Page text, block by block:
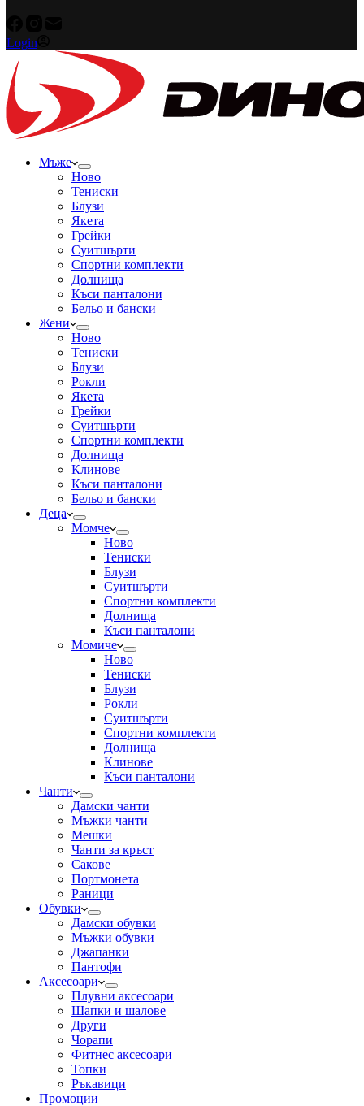
Login
Мъже
Ново
Тениски
Блузи
Якета
Грейки
Суитшърти
Спортни комплекти
Долнища
Къси панталони
Бельо и бански
Жени
Ново
Тениски
Блузи
Рокли
Якета
Грейки
Суитшърти
Спортни комплекти
Долнища
Клинове
Къси панталони
Бельо и бански
Деца
Момче
Ново
Тениски
Блузи
Суитшърти
Спортни комплекти
Долнища
Къси панталони
Момиче
Ново
Тениски
Блузи
Рокли
Суитшърти
Спортни комплекти
Долнища
Клинове
Къси панталони
Чанти
Дамски чанти
Мъжки чанти
Мешки
Чанти за кръст
Сакове
Портмонета
Раници
Обувки
Дамски обувки
Мъжки обувки
Джапанки
Пантофи
Аксесоари
Плувни аксесоари
Шапки и шалове
Други
Чорапи
Фитнес аксесоари
Топки
Ръкавици
Промоции